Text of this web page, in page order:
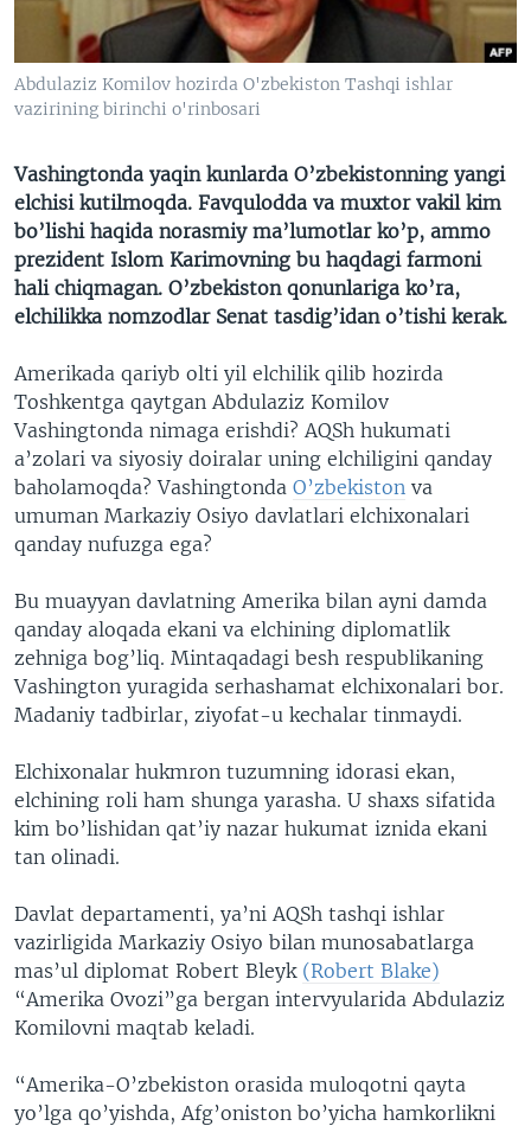
VIDEO
XABARLAR SURATLARDA
ODNOKLASSNIKI
TELEGRAM
TWITTER
Abdulaziz Komilov hozirda O'zbekiston Tashqi ishlar
vazirining birinchi o'rinbosari
Vashingtonda yaqin kunlarda O’zbekistonning yangi
elchisi kutilmoqda. Favqulodda va muxtor vakil kim
bo’lishi haqida norasmiy ma’lumotlar ko’p, ammo
prezident Islom Karimovning bu haqdagi farmoni
hali chiqmagan. O’zbekiston qonunlariga ko’ra,
elchilikka nomzodlar Senat tasdig’idan o’tishi kerak.
Amerikada qariyb olti yil elchilik qilib hozirda
Toshkentga qaytgan Abdulaziz Komilov
Vashingtonda nimaga erishdi? AQSh hukumati
a’zolari va siyosiy doiralar uning elchiligini qanday
baholamoqda? Vashingtonda O’zbekiston va
umuman Markaziy Osiyo davlatlari elchixonalari
qanday nufuzga ega?
Bu muayyan davlatning Amerika bilan ayni damda
qanday aloqada ekani va elchining diplomatlik
zehniga bog’liq. Mintaqadagi besh respublikaning
Vashington yuragida serhashamat elchixonalari bor.
Madaniy tadbirlar, ziyofat-u kechalar tinmaydi.
Elchixonalar hukmron tuzumning idorasi ekan,
elchining roli ham shunga yarasha. U shaxs sifatida
kim bo’lishidan qat’iy nazar hukumat iznida ekani
tan olinadi.
Davlat departamenti, ya’ni AQSh tashqi ishlar
vazirligida Markaziy Osiyo bilan munosabatlarga
mas’ul diplomat Robert Bleyk (Robert Blake)
“Amerika Ovozi”ga bergan intervyularida Abdulaziz
Komilovni maqtab keladi.
“Amerika-O’zbekiston orasida muloqotni qayta
yo’lga qo’yishda, Afg’oniston bo’yicha hamkorlikni